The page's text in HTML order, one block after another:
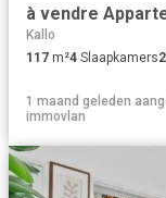
Kallo
117 m²4 Slaapkamers2
1 maand geleden
immovlan